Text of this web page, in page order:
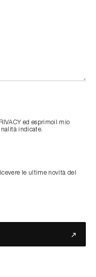
ed esprimoil mio
indicate.
le ultime novità del